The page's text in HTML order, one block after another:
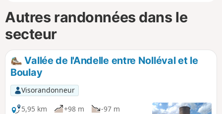
Autres randonnées dans le
secteur
Vallée de l'Andelle entre Nolléval et le
Boulay
Visorandonneur
5,95 km
+98 m
-97 m